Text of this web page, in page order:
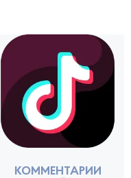
КОММЕНТАРИИ